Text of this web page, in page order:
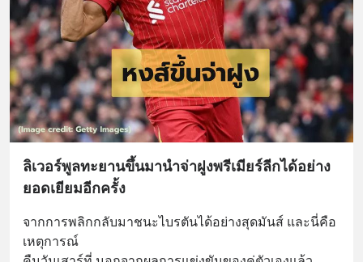
ลิเวอร์พูลทะยานขึ้นมานำจ่าฝูงพรีเมียร์ลีกได้อย่าง
ยอดเยียมอีกครั้ง
จากการพลิกกลับมาชนะไบรตันได้อย่างสุดมันส์ และนี่คือ
เหตุการณ์